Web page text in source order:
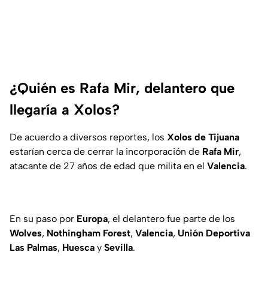
¿Quién es Rafa Mir, delantero que
llegaría a Xolos?
De acuerdo a diversos reportes, los Xolos de Tijuana
estarían cerca de cerrar la incorporación de Rafa Mir,
atacante de 27 años de edad que milita en el Valencia.
En su paso por Europa, el delantero fue parte de los
Wolves, Nothingham Forest, Valencia, Unión Deportiva
Las Palmas, Huesca y Sevilla.